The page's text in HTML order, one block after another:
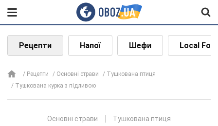
Рецепти Напої Шефи Local
Рецепти Основні страви
Тушкована птиця
Тушкована курка з підливою
Основні страви Тушкована птиця